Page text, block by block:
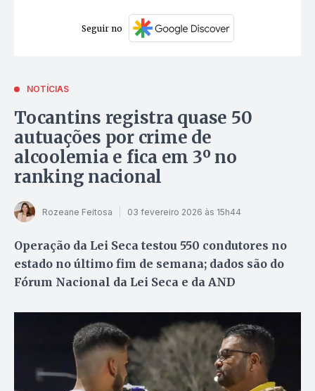
Seguir no
NOTÍCIAS
Tocantins registra quase 50
autuações por crime de
alcoolemia e fica em 3º no
ranking nacional
Rozeane Feitosa 03 fevereiro 2026 às 15h44
Operação da Lei Seca testou 550 condutores no
estado no último fim de semana; dados são do
Fórum Nacional da Lei Seca e da AND